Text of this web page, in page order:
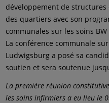
développement de
des quartiers avec son
communales sur les soins
La conférence communale
Ludwigsburg a posé sa
soutien et sera soutenue
La première réunion
les soins infirmiers a eu lieu le